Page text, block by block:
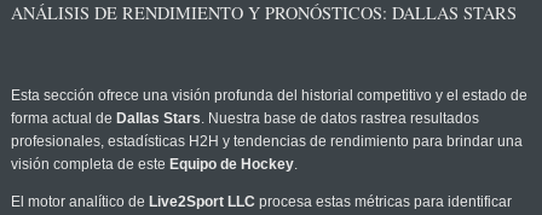
ANÁLISIS DE RENDIMIENTO Y PRONÓSTICOS: DALLAS STARS
Esta sección ofrece una visión profunda del historial competitivo y el estado de
forma actual de Dallas Stars. Nuestra base de datos rastrea resultados
profesionales, estadísticas H2H y tendencias de rendimiento para brindar una
visión completa de este Equipo de Hockey.
El motor analítico de Live2Sport LLC procesa estas métricas para identificar